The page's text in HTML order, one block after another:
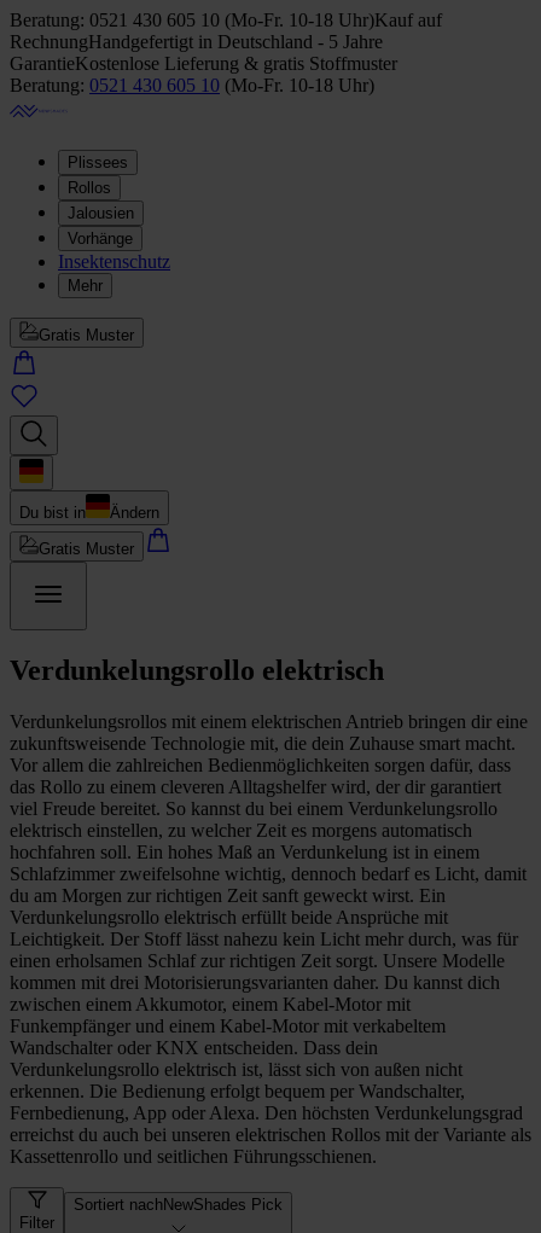
Beratung: 0521 430 605 10 (Mo-Fr. 10-18 Uhr)Kauf auf
RechnungHandgefertigt in Deutschland - 5 Jahre
GarantieKostenlose Lieferung & gratis Stoffmuster
Beratung: 0521 430 605 10 (Mo-Fr. 10-18 Uhr)
Plissees
Rollos
Jalousien
Vorhänge
Insektenschutz
Mehr
Gratis Muster
Du bist in
Ändern
Gratis Muster
Verdunkelungsrollo elektrisch
Verdunkelungsrollos mit einem elektrischen Antrieb bringen dir eine
zukunftsweisende Technologie mit, die dein Zuhause smart macht.
Vor allem die zahlreichen Bedienmöglichkeiten sorgen dafür, dass
das Rollo zu einem cleveren Alltagshelfer wird, der dir garantiert
viel Freude bereitet. So kannst du bei einem Verdunkelungsrollo
elektrisch einstellen, zu welcher Zeit es morgens automatisch
hochfahren soll. Ein hohes Maß an Verdunkelung ist in einem
Schlafzimmer zweifelsohne wichtig, dennoch bedarf es Licht, damit
du am Morgen zur richtigen Zeit sanft geweckt wirst. Ein
Verdunkelungsrollo elektrisch erfüllt beide Ansprüche mit
Leichtigkeit. Der Stoff lässt nahezu kein Licht mehr durch, was für
einen erholsamen Schlaf zur richtigen Zeit sorgt. Unsere Modelle
kommen mit drei Motorisierungsvarianten daher. Du kannst dich
zwischen einem Akkumotor, einem Kabel-Motor mit
Funkempfänger und einem Kabel-Motor mit verkabeltem
Wandschalter oder KNX entscheiden. Dass dein
Verdunkelungsrollo elektrisch ist, lässt sich von außen nicht
erkennen. Die Bedienung erfolgt bequem per Wandschalter,
Fernbedienung, App oder Alexa. Den höchsten Verdunkelungsgrad
erreichst du auch bei unseren elektrischen Rollos mit der Variante als
Kassettenrollo und seitlichen Führungsschienen.
Filter
Sortiert nachNewShades Pick